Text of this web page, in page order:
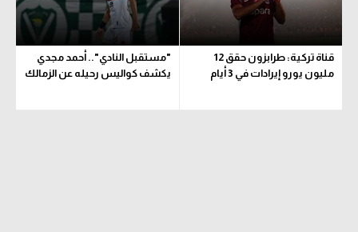
قناة تركية: طرابزون حقق 12
مليون يورو إيرادات في 3 أيام
"مستقبل النادي".. أحمد مجدي
يكشف كواليس رحيله عن الزمالك